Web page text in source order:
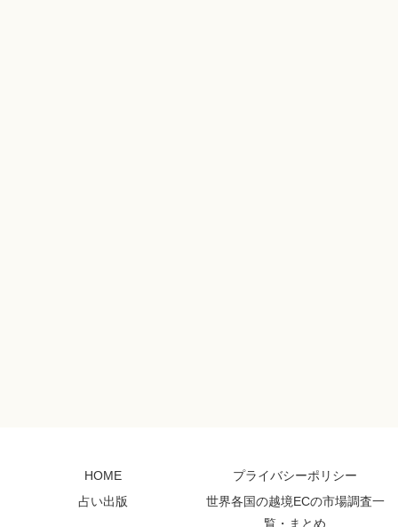
HOME
プライバシーポリシー
占い出版
世界各国の越境ECの市場調査一
覧・まとめ